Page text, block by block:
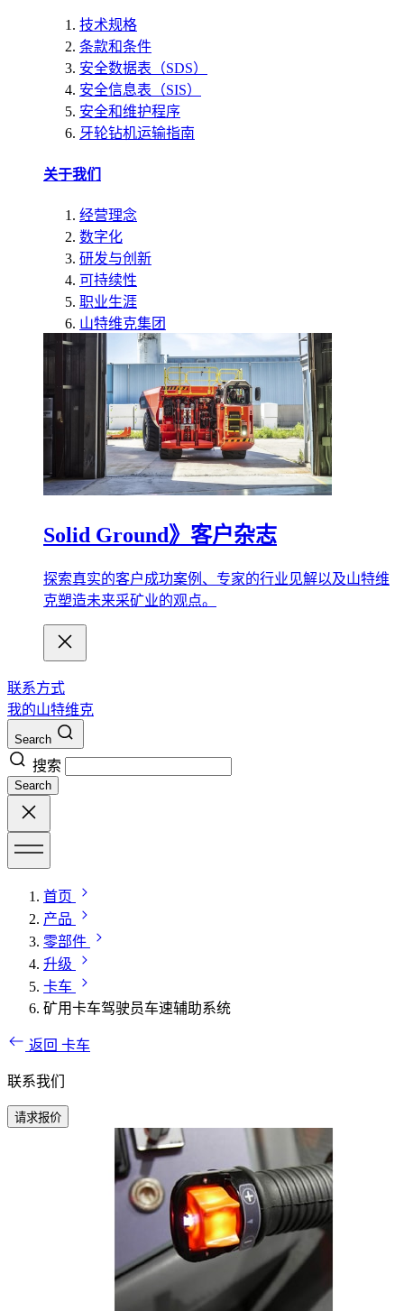
技术规格
条款和条件
安全数据表（SDS）
安全信息表（SIS）
安全和维护程序
牙轮钻机运输指南
关于我们
经营理念
数字化
研发与创新
可持续性
职业生涯
山特维克集团
Solid Ground》客户杂志
探索真实的客户成功案例、专家的行业见解以及山特维
克塑造未来采矿业的观点。
联系方式
我的山特维克
Search
搜索
Search
首页
产品
零部件
升级
卡车
矿用卡车驾驶员车速辅助系统
返回 卡车
联系我们
请求报价